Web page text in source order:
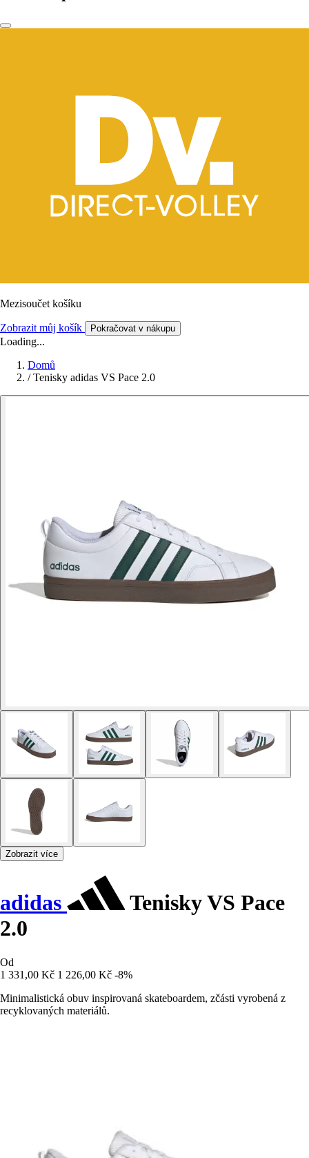
Mezisoučet košíku
Zobrazit můj košík Pokračovat v nákupu
Loading...
Domů
/ Tenisky adidas VS Pace 2.0
Zobrazit více
adidas
Tenisky VS Pace
2.0
Od
1 331,00 Kč 1 226,00 Kč -8%
Minimalistická obuv inspirovaná skateboardem, zčásti vyrobená z
recyklovaných materiálů.